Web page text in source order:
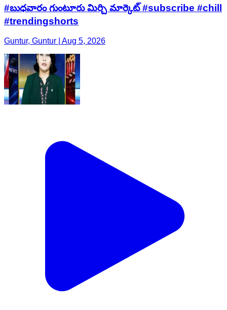
#బుధవారం గుంటూరు మిర్చి మార్కెట్ #subscribe #chill
#trendingshorts
Guntur, Guntur | Aug 5, 2026